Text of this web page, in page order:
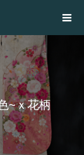
~ｘ花柄